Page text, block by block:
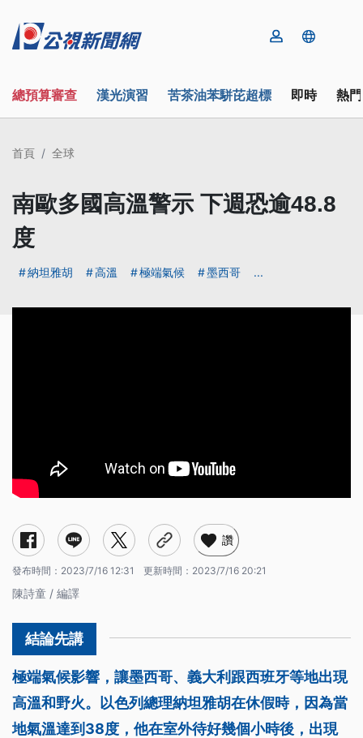
總預算審查 漢光演習 苦茶油苯駢芘超標 即時 熱
首頁 全球
南歐多國高溫警示 下週恐逾48.8
度
納坦雅胡 高溫 極端氣候 墨西哥 ...
讚
發布時間： 2023/7/16 12:31 更新時間： 2023/7/16 20:21
陳詩童 / 編譯
極端氣候影響，讓墨西哥、義大利跟西班牙等地出現
高溫和野火。以色列總理納坦雅胡在休假時，因為當
地氣溫達到38度，他在室外待好幾個小時後，出現